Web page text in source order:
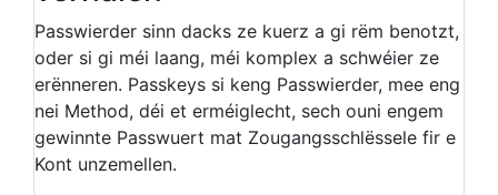
Passwierder sinn dacks ze kuerz a gi rëm benotzt,
oder si gi méi laang, méi komplex a schwéier ze
erënneren. Passkeys si keng Passwierder, mee eng
nei Method, déi et erméiglecht, sech ouni engem
gewinnte Passwuert mat Zougangsschlëssele fir e
Kont unzemellen.